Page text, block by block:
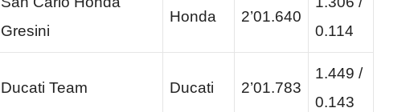
Gresini
Honda 2’01.640
0.114
Ducati Team Ducati 2’01.783
1.449 /
0.143